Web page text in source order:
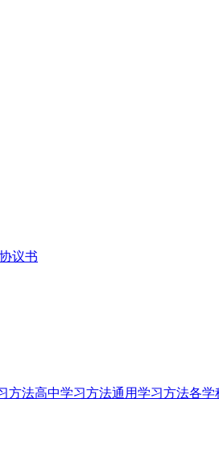
议书
方法高中学习方法通用学习方法各学